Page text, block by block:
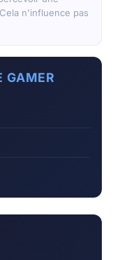
n'influence pas
GAMER